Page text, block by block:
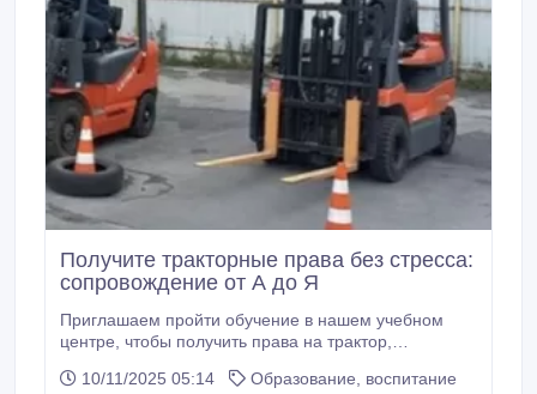
Получите тракторные права без стресса:
сопровождение от А до Я
Приглашаем пройти обучение в нашем учебном
центре, чтобы получить права на трактор,
России Обучение по категориям и
10/11/2025 05:14
Образование, воспитание